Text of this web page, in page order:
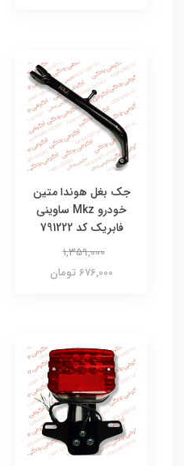
جک بغل هوندا متین
خودرو Mkz ساوینی
فابریک کد 791222
1,359,000
676,000 تومان